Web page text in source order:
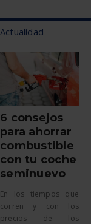
Actualidad
6 consejos
para ahorrar
combustible
con tu coche
seminuevo
En los tiempos que
corren y con los
precios de los